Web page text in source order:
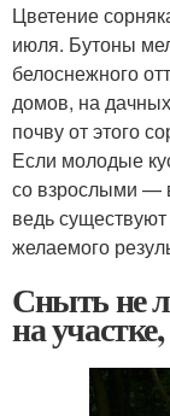
Цветение
июля. Бутоны
белоснежного
домов, на
почву от этого
Если молодые
со взрослыми —
ведь
желаемого
Сныть не
на